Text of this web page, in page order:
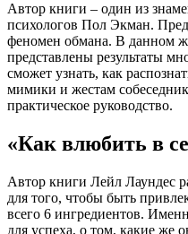
Автор книги – один из
психологов Пол Экман.
феномен обмана. В данном
представлены результаты
сможет узнать, как
мимики и жестам
практическое руководство.
«Как влюбить в
Автор книги Лейл Лаундес
для того, чтобы быть
всего 6 ингредиентов.
для успеха, о том, какие же